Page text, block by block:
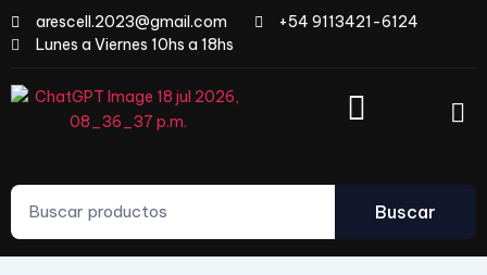
arescell.2023@gmail.com
+54 9113421-6124
Lunes a Viernes 10hs a 18hs
Buscar